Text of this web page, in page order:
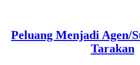
Peluang Menjadi Agen/
Tarakan